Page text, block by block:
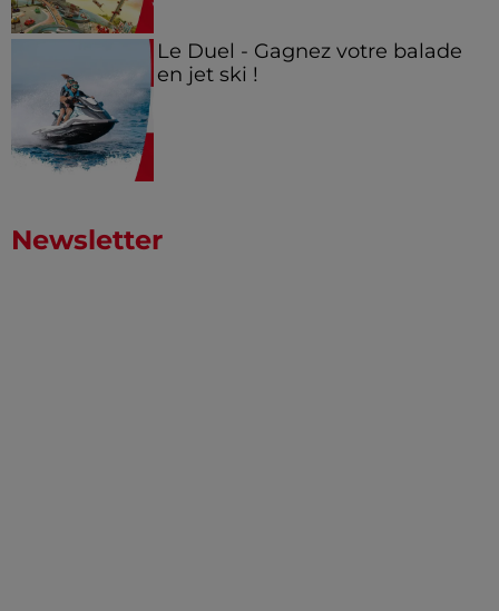
Le Duel - Gagnez votre balade
en jet ski !
Newsletter